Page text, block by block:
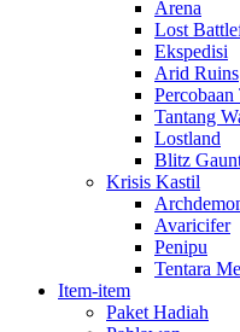
Arena
Lost
Ekspedisi
Arid Ruins
Tantang
Lostland
Blitz
Krisis Kastil
Avaricifer
Penipu
Tentara
Item-item
Paket Hadiah